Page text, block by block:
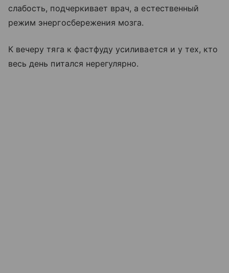
слабость, подчеркивает врач, а естественный
режим энергосбережения мозга.
К вечеру тяга к фастфуду усиливается и у тех, кто
весь день питался нерегулярно.